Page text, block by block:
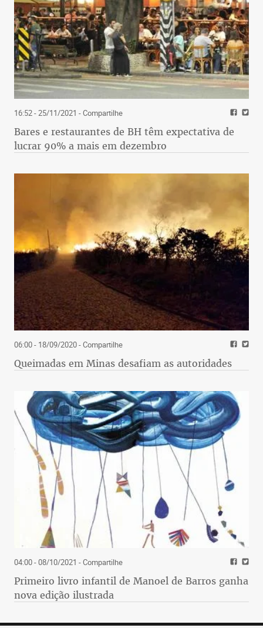
16:52 - 25/11/2021 - Compartilhe
Bares e restaurantes de BH têm expectativa de
lucrar 90% a mais em dezembro
06:00 - 18/09/2020- Compartilhe
Queimadas em Minas desafiam as autoridades
04:00 - 08/10/2021 - Compartilhe
Primeiro livro infantil de Manoel de Barros ganha
nova edição ilustrada